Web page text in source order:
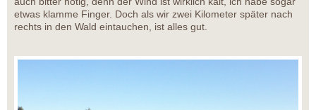
etwas klamme Finger. Doch als wir zwei Kilometer später nach
rechts in den Wald eintauchen, ist alles gut.